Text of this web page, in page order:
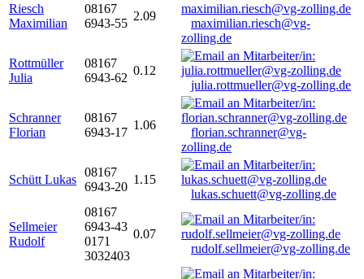
Riesch
Maximilian
08167
6943-55
2.09
maximilian.riesch@vg-
zolling.de
Rottmüller
Julia
08167
6943-62
0.12
julia.rottmueller@vg-zolling.de
Schranner
Florian
08167
6943-17
1.06
florian.schranner@vg-
zolling.de
Schütt Lukas
08167
6943-20
1.15
lukas.schuett@vg-zolling.de
Sellmeier
Rudolf
08167
6943-43
0171
3032403
0.07
rudolf.sellmeier@vg-zolling.de